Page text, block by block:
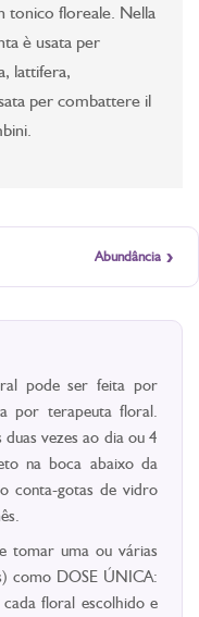
tonico floreale. Nella
è usata per
lattifera,
per combattere il
Abundância ›
pode ser feita por
por terapeuta floral.
vezes ao dia ou 4
na boca abaixo da
conta-gotas de vidro
tomar uma ou várias
como DOSE ÚNICA:
floral escolhido e